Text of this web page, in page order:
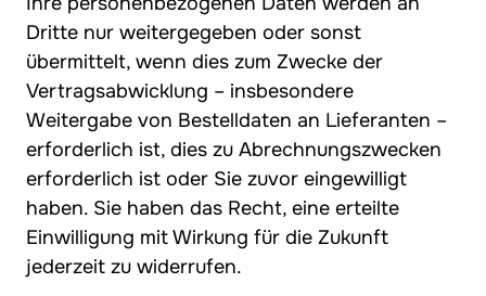
Dritte nur weitergegeben oder sonst
übermittelt, wenn dies zum Zwecke der
Vertragsabwicklung – insbesondere
Weitergabe von Bestelldaten an Lieferanten –
erforderlich ist, dies zu Abrechnungszwecken
erforderlich ist oder Sie zuvor eingewilligt
haben. Sie haben das Recht, eine erteilte
Einwilligung mit Wirkung für die Zukunft
jederzeit zu widerrufen.